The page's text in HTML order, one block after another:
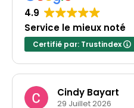
4.9
Service le mieux noté
Certifié par: Trustindex
Cindy Bayart
29 Juillet 2026